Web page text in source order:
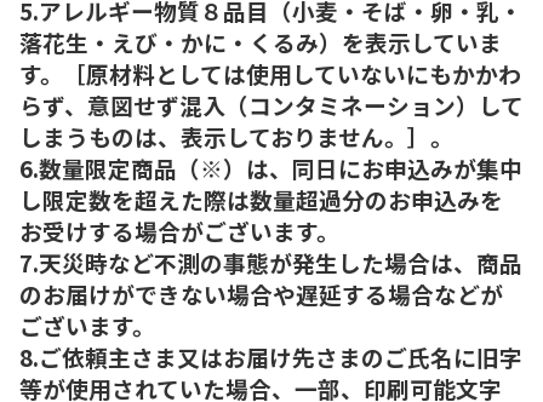
5.アレルギー物質８品目（小麦・そば・卵・乳・
落花生・えび・かに・くるみ）を表示していま
す。［原材料としては使用していないにもかかわ
らず、意図せず混入（コンタミネーション）して
しまうものは、表示しておりません。］。
6.数量限定商品（※）は、同日にお申込みが集中
し限定数を超えた際は数量超過分のお申込みを
お受けする場合がございます。
7.天災時など不測の事態が発生した場合は、商品
のお届けができない場合や遅延する場合などが
ございます。
8.ご依頼主さま又はお届け先さまのご氏名に旧字
等が使用されていた場合、一部、印刷可能文字